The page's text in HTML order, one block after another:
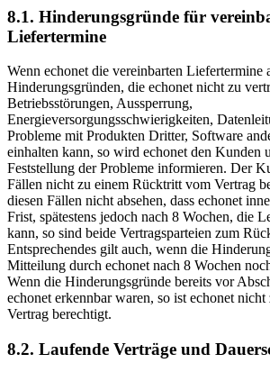
8.1. Hinderungsgründe für
Liefertermine
Wenn echonet die vereinbarten Liefertermine
Hinderungsgründen, die echonet nicht zu
Betriebsstörungen, Aussperrung,
Energieversorgungsschwierigkeiten,
Probleme mit Produkten Dritter, Software
einhalten kann, so wird echonet den Kunden
Feststellung der Probleme informieren. Der
Fällen nicht zu einem Rücktritt vom Vertrag
diesen Fällen nicht absehen, dass echonet
Frist, spätestens jedoch nach 8 Wochen, die
kann, so sind beide Vertragsparteien zum
Entsprechendes gilt auch, wenn die
Mitteilung durch echonet nach 8 Wochen
Wenn die Hinderungsgründe bereits vor
echonet erkennbar waren, so ist echonet
Vertrag berechtigt.
8.2. Laufende Verträge und